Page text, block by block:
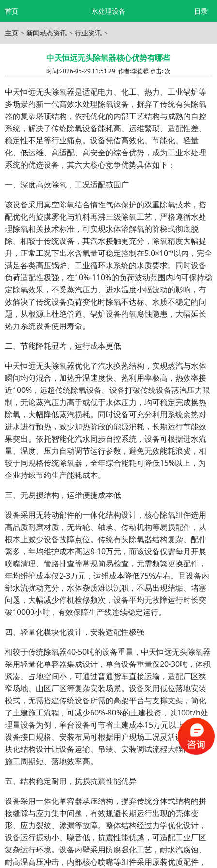
首页 水处理设备 目录
主页 > 新闻动态资讯 > 行业资讯 >
中天恒远无头除氧器核心优势有哪些
时间:2026-05-29 11:51:29 作者:李德馨 点击: 次
中天恒远无头除氧器是适配电力、化工、热力、工业锅炉等
多场景的新一代高效水处理除氧设备，摒弃了传统有头除氧
器的复杂塔顶结构，依托优化的内部工艺结构与成熟的自控
系统，解决了传统除氧设备能耗高、运维繁琐、适配性差、
稳定性不足等行业痛点。设备凭借高效化、节能化、轻量
化、低运维、高适配、高安全的综合优势，成为工业水处理
系统的优选设备，其六大核心竞争优势具体如下：
一、深度高效除氧，工况适配范围广
该设备采用真空除氧结合惰性气体保护的双重除氧技术，搭
配优化的旋膜雾化与填料再沸三级除氧工艺，严格遵循水处
理除氧相关技术标准，可实现水体溶解氧的阶梯式彻底脱
除。相较于传统设备，其汽水接触更充分，除氧精度大幅提
升，正常工况下出水含氧量可稳定控制在5.0×10⁻⁶以内，完全
满足各类高压锅炉、工业循环水系统的水质要求。同时设备
负荷适配性极强，在10%-110%的负荷波动范围内均可保持稳
定除氧效果，不受蒸汽压力、进水温度小幅波动的影响，有
效解决了传统设备负荷变化时除氧不达标、水质不稳定的问
题，从根源上杜绝管道、锅炉设备的氧腐蚀隐患，大幅延长
热力系统设备使用寿命。
二、节能降耗显著，运行成本更低
中天恒远无头除氧器优化了汽水换热结构，实现蒸汽与水体
瞬间均匀混合，加热升温速度快、热利用率极高，热效率接
近100%，远超传统除氧设备。设备打破传统设备蒸汽压力限
制，无论蒸汽压力高于或低于水体压力，均可稳定完成换热
除氧，大幅降低蒸汽损耗。同时设备可充分利用系统余热对
进水进行预热，减少加热阶段的能源消耗，长期运行节能效
果突出。依托智能化汽水同步自控系统，设备可根据进水流
量、温度、压力自动调节运行参数，避免无效能耗浪费，相
较于同规格传统除氧器，全年综合能耗可降低15%以上，为
企业持续节约生产能耗成本。
三、无易损结构，运维便捷成本低
设备采用无转动部件的一体化结构设计，核心除氧组件选用
高品质耐磨材质，无齿轮、轴承、传动机构等易损配件，从
根本上减少设备故障点位。传统有头除氧器结构复杂、配件
繁多，年均维护成本高达8-10万元，而该设备仅需每月开展
喷嘴清理、管路排查等常规简易检查，无需频繁更换配件，
年均维护成本仅2-3万元，运维成本降低75%左右。且设备内
部水流扰动充分，水体杂质难以沉积，不易出现结垢、堵塞
问题，大幅减少停机检修频次，设备平均无故障运行时长突
破10000小时，有效保障生产线连续稳定运行。
四、轻量化模块化设计，安装适配性极强
相较于传统除氧器40-50吨的设备重量，中天恒远无头除氧器
采用轻量化单容器集成设计，单台设备重量仅20-30吨，体积
紧凑、占地空间小，可通过普通货车直接运输，适配厂区狭
窄场地、山区厂区等复杂安装场景。设备采用低位落地安装
模式，无需搭建传统设备所需的高架平台与支撑支架，简化
了土建施工流程，可减少60%-80%的土建投资，以100t/h处
理量设备为例，单台设备可节省土建成本15万元以上。同时
设备接口规格、安装布局可根据用户现场工况灵活调整，模
块化结构设计让设备运输、吊装、安装调试流程大幅简化，
施工周期短、落地效率高。
五、结构稳定耐用，抗损抗震性能优异
设备采用一体化单容器承压结构，摒弃传统分体式结构的拼
接缝隙与应力集中问题，有效规避长期运行出现的壳体变
形、应力裂纹、渗漏等故障。整体结构经过力学优化设计，
设备运行振动小、噪音低，抗震性能优越，可适配工业厂区
复杂运行环境。设备内壁采用防腐强化工艺，耐水汽腐蚀、
耐高温高压冲击，内部核心喷嘴等组件采用原装优质配件，